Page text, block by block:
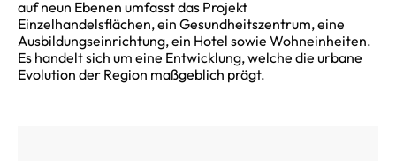
auf neun Ebenen umfasst das Projekt
Einzelhandelsflächen, ein Gesundheitszentrum, eine
Ausbildungseinrichtung, ein Hotel sowie Wohneinheiten.
Es handelt sich um eine Entwicklung, welche die urbane
Evolution der Region maßgeblich prägt.